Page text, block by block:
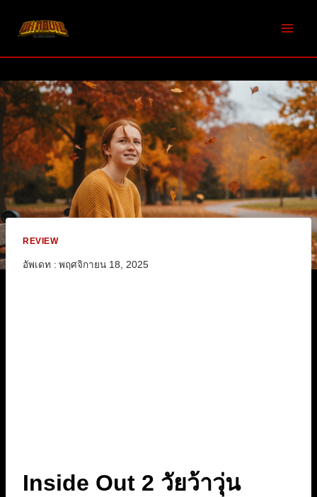
REVIEW
อัพเดท : พฤศจิกายน 18, 2025
Inside Out 2 วัยว้าวุ่น